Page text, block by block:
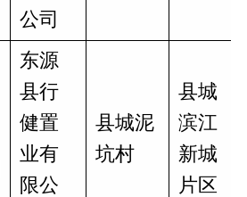
公司
东源
县行
健置
业有
限公
县城泥
坑村
县城
滨江
新城
片区